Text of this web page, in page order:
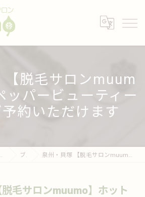
【脱毛サロンmuum
ッパービューティー
約いただけます
ル・脱毛サロンmuumo ブログ 泉州・貝塚 【脱毛サロンmuumo】ホットペッパービューティーからもご予約いただけます
毛サロンmuumo】ホット